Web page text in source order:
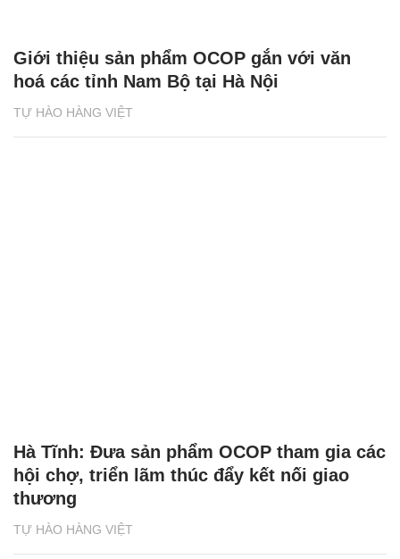
TỰ HÀO HÀNG VIỆT
Giới thiệu sản phẩm OCOP gắn với văn
hoá các tỉnh Nam Bộ tại Hà Nội
TỰ HÀO HÀNG VIỆT
Hà Tĩnh: Đưa sản phẩm OCOP tham gia các
hội chợ, triển lãm thúc đẩy kết nối giao
thương